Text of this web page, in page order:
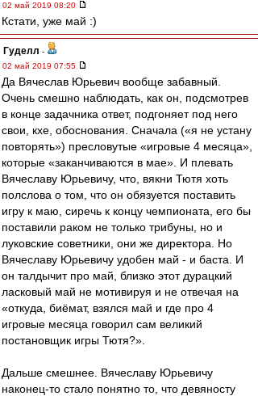
02 май 2019 08:20
Кстати, уже май :)
Гуделл -
02 май 2019 07:55
Да Вячеслав Юрьевич вообще забавный.
Очень смешно наблюдать, как он, подсмотрев
в конце задачника ответ, подгоняет под него
свои, кхе, обоснования. Сначала («я не устану
повторять») пресловутые «игровые 4 месяца»,
которые «заканчиваются в мае». И плевать
Вячеславу Юрьевичу, что, вякни Тютя хоть
полслова о том, что он обязуется поставить
игру к маю, сиречь к концу чемпионата, его бы
поставили раком не только трибуны, но и
луковские советники, они же директора. Но
Вячеславу Юрьевичу удобен май - и баста. И
он талдычит про май, близко этот дурацкий
ласковый май не мотивируя и не отвечая на
«откуда, биёмат, взялся май и где про 4
игровые месяца говорил сам великий
постановщик игры Тютя?».
Дальше смешнее. Вячеславу Юрьевичу
наконец-то стало понятно то, что девяносту